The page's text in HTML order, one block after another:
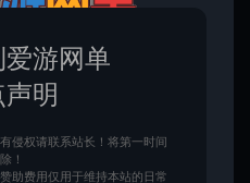
游网单
明
侵权请联系站长！将第一时间
！
助费用仅用于维持本站的日常